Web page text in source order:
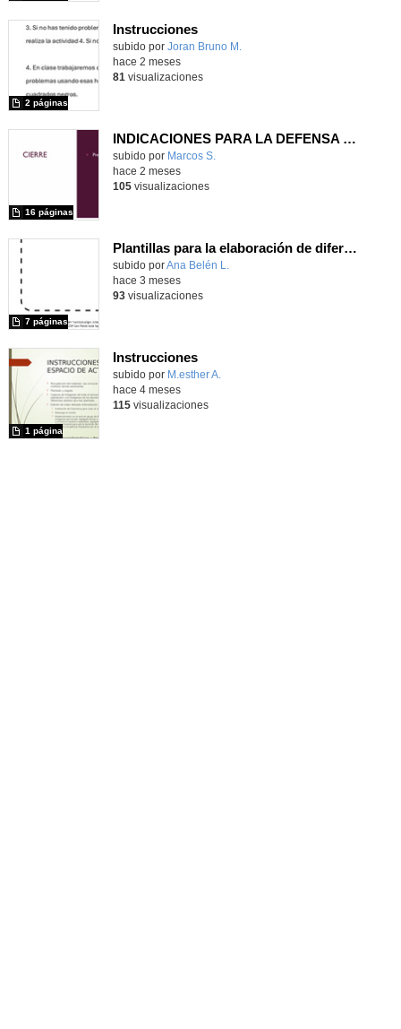
Instrucciones
Contenido educativo.
subido por Joran Bruno M.
2 páginas
hace 2 meses
81 visualizaciones
INDICACIONES PARA LA DEFENSA DE LOS PROYECTOS DE INVESTIGACIÓN
Contenido educativo.
subido por Marcos S.
16 páginas
hace 2 meses
105visualizaciones
Plantillas para la elaboración de diferentes textos
Contenido educativo.
subido porAna Belén L.
7 páginas
hace 3 meses
93visualizaciones
Instrucciones
Contenido educativo.
subido por M.esther A.
1 página
hace 4 meses
115visualizaciones